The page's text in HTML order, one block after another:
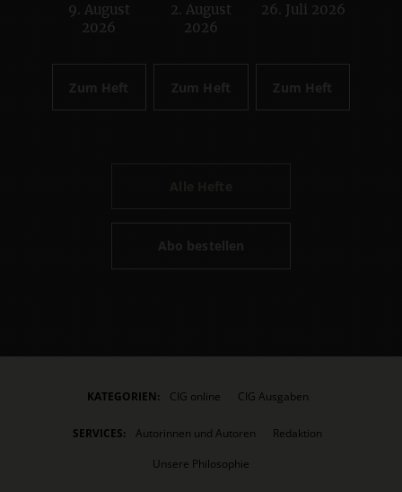
:
9. August
2026
Zum Heft
:
2. August
2026
Zum Heft
:
26. Juli 2026
Zum Heft
Abo bestellen
KATEGORIEN: CIG online CIG Ausgaben
SERVICES: Autorinnen und Autoren
Redaktion
Unsere Philosophie